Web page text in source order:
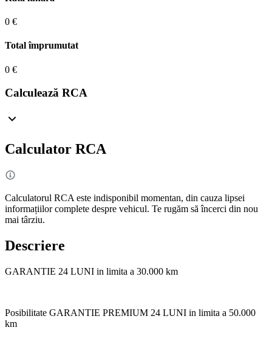
0 €
Total împrumutat
0 €
Calculează RCA
Calculator RCA
Calculatorul RCA este indisponibil momentan, din cauza lipsei
informațiilor complete despre vehicul. Te rugăm să încerci din nou
mai târziu.
Descriere
GARANTIE 24 LUNI in limita a 30.000 km
Posibilitate GARANTIE PREMIUM 24 LUNI in limita a 50.000
km